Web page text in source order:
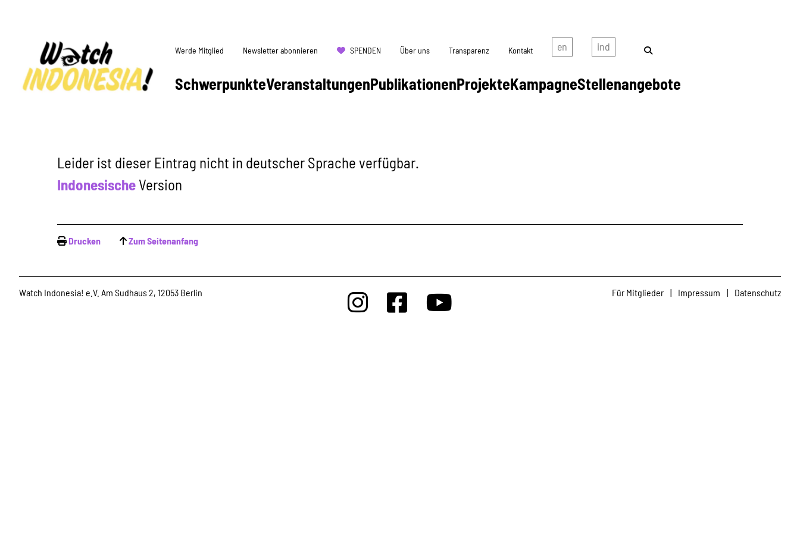
SchwerpunkteVeranstaltungenPublikationenProjekteKampagneStellenangebote
Werde Mitglied Newsletter abonnieren SPENDEN Über uns Transparenz Kontakt
Leider ist dieser Eintrag nicht in deutscher Sprache verfügbar.
Indonesische Version
Drucken Zum Seitenanfang
Watch Indonesia! e.V. Am Sudhaus 2, 12053 Berlin Für Mitglieder | Impressum | Datenschutz